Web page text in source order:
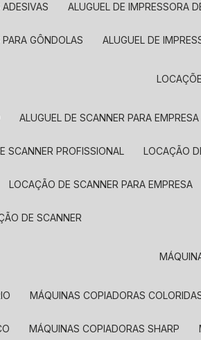
ADESIVAS ALUGUEL DE IMPRESSORA
PARA GÔNDOLAS ALUGUEL DE
ALUGUEL DE SCANNER PARA EMPRESA
SCANNER PROFISSIONAL LOCAÇÃO
LOCAÇÃO DE SCANNER PARA EMPRESA
DE SCANNER
MÁQUINAS COPIADORAS
MÁQUINAS COPIADORAS SHARP